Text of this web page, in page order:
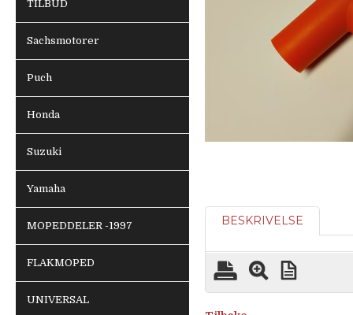
TILBUD
Sachsmotorer
Puch
Honda
Suzuki
Yamaha
MOPEDDELER -1997
FLAKMOPED
UNIVERSAL
BESKRIVELSE